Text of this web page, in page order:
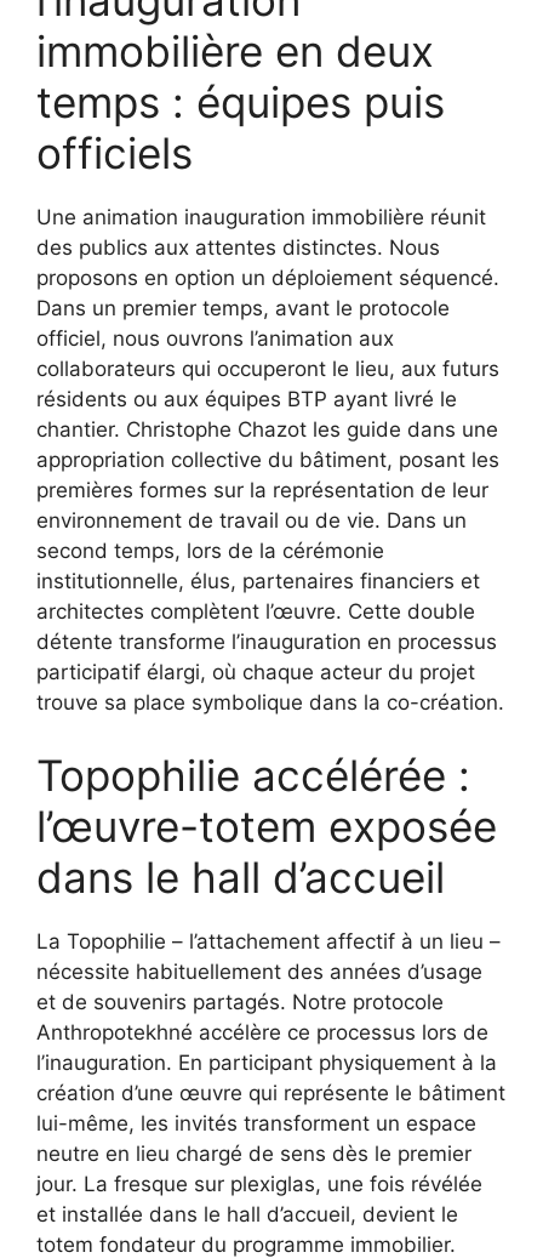
immobilière en deux
temps : équipes puis
officiels
Une animation inauguration immobilière réunit
des publics aux attentes distinctes. Nous
proposons en option un déploiement séquencé.
Dans un premier temps, avant le protocole
officiel, nous ouvrons l’animation aux
collaborateurs qui occuperont le lieu, aux futurs
résidents ou aux équipes BTP ayant livré le
chantier. Christophe Chazot les guide dans une
appropriation collective du bâtiment, posant les
premières formes sur la représentation de leur
environnement de travail ou de vie. Dans un
second temps, lors de la cérémonie
institutionnelle, élus, partenaires financiers et
architectes complètent l’œuvre. Cette double
détente transforme l’inauguration en processus
participatif élargi, où chaque acteur du projet
trouve sa place symbolique dans la co-création.
Topophilie accélérée :
l’œuvre-totem exposée
dans le hall d’accueil
La Topophilie – l’attachement affectif à un lieu –
nécessite habituellement des années d’usage
et de souvenirs partagés. Notre protocole
Anthropotekhné accélère ce processus lors de
l’inauguration. En participant physiquement à la
création d’une œuvre qui représente le bâtiment
lui-même, les invités transforment un espace
neutre en lieu chargé de sens dès le premier
jour. La fresque sur plexiglas, une fois révélée
et installée dans le hall d’accueil, devient le
totem fondateur du programme immobilier.